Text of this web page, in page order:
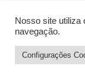
Nosso site utiliza
navegação.
Configurações